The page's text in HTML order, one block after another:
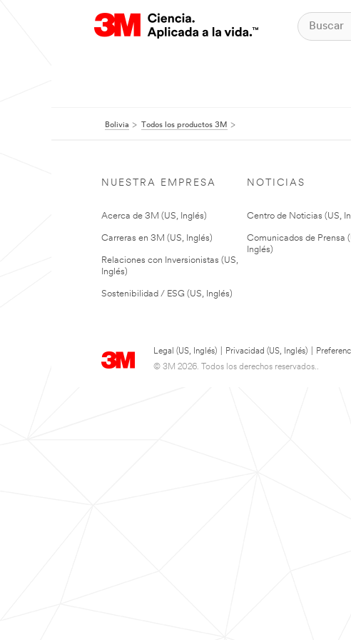
Bolivia Todos los productos 3M
NUESTRA EMPRESA
Acerca de 3M (US, Inglés)
Carreras en 3M (US, Inglés)
Relaciones con Inversionistas (US,
Inglés)
Sostenibilidad / ESG (US, Inglés)
NOTICIAS
Centro de Noticias (US,
Comunicados de Prensa
Inglés)
Legal (US, Inglés) Privacidad (US, Inglés)
© 3M 2026. Todos los derechos reservados..